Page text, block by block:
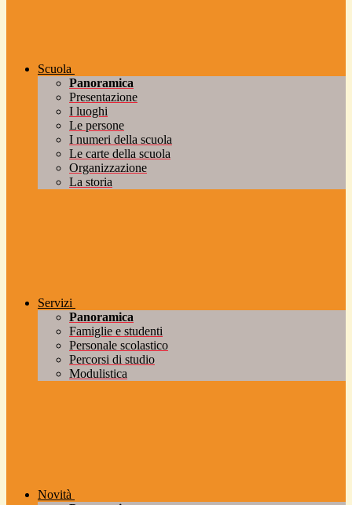
Scuola
Panoramica
Presentazione
I luoghi
Le persone
I numeri della scuola
Le carte della scuola
Organizzazione
La storia
Servizi
Panoramica
Famiglie e studenti
Personale scolastico
Percorsi di studio
Modulistica
Novità